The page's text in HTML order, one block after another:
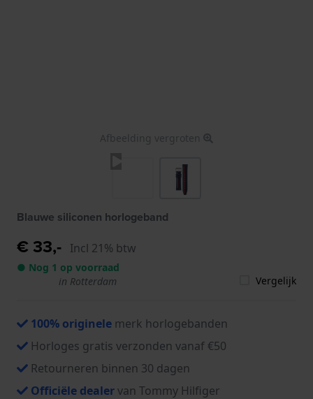
Afbeelding vergroten
Blauwe siliconen horlogeband
€ 33,- Incl 21% btw
● Nog 1 op voorraad
in Rotterdam
Vergelijk
100% originele merk horlogebanden
Horloges gratis verzonden vanaf €50
Retourneren binnen 30 dagen
Officiële dealervan Tommy Hilfiger